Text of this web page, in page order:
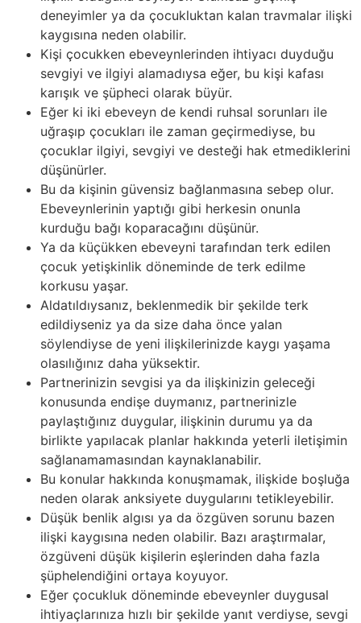
deneyimler ya da çocukluktan kalan travmalar ilişki
kaygısına neden olabilir.
Kişi çocukken ebeveynlerinden ihtiyacı duyduğu
sevgiyi ve ilgiyi alamadıysa eğer, bu kişi kafası
karışık ve şüpheci olarak büyür.
Eğer ki iki ebeveyn de kendi ruhsal sorunları ile
uğraşıp çocukları ile zaman geçirmediyse, bu
çocuklar ilgiyi, sevgiyi ve desteği hak etmediklerini
düşünürler.
Bu da kişinin güvensiz bağlanmasına sebep olur.
Ebeveynlerinin yaptığı gibi herkesin onunla
kurduğu bağı koparacağını düşünür.
Ya da küçükken ebeveyni tarafından terk edilen
çocuk yetişkinlik döneminde de terk edilme
korkusu yaşar.
Aldatıldıysanız, beklenmedik bir şekilde terk
edildiyseniz ya da size daha önce yalan
söylendiyse de yeni ilişkilerinizde kaygı yaşama
olasılığınız daha yüksektir.
Partnerinizin sevgisi ya da ilişkinizin geleceği
konusunda endişe duymanız, partnerinizle
paylaştığınız duygular, ilişkinin durumu ya da
birlikte yapılacak planlar hakkında yeterli iletişimin
sağlanamamasından kaynaklanabilir.
Bu konular hakkında konuşmamak, ilişkide boşluğa
neden olarak anksiyete duygularını tetikleyebilir.
Düşük benlik algısı ya da özgüven sorunu bazen
ilişki kaygısına neden olabilir. Bazı araştırmalar,
özgüveni düşük kişilerin eşlerinden daha fazla
şüphelendiğini ortaya koyuyor.
Eğer çocukluk döneminde ebeveynler duygusal
ihtiyaçlarınıza hızlı bir şekilde yanıt verdiyse, sevgi